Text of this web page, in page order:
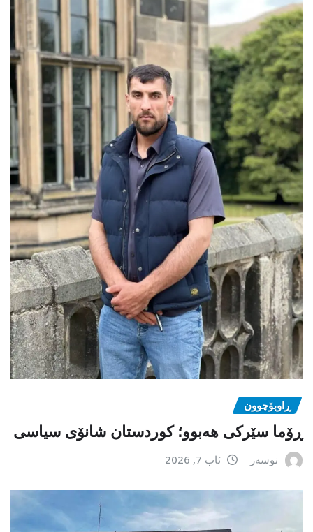
ڕاوبۆچوون
ڕۆما سێرکی هەبوو؛ کوردستان شانۆی سیاسی
نوسەر ئاب 7, 2026